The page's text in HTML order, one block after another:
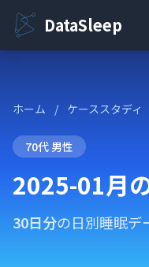
DataSleep
ホーム / ケーススタディ
70代 男性
2025-01月
30日分の日別睡眠デ